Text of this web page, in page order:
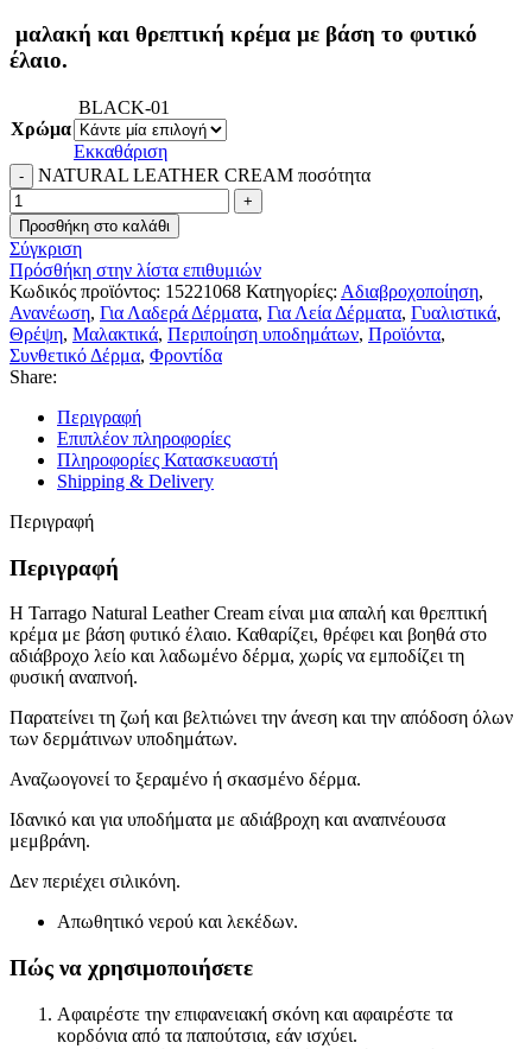
μαλακή και θρεπτική κρέμα με βάση το φυτικό
έλαιο.
Χρώμα
BLACK-01
Εκκαθάριση
NATURAL LEATHER CREAM ποσότητα
Προσθήκη στο καλάθι
Σύγκριση
Πρόσθήκη στην λίστα επιθυμιών
Κωδικός προϊόντος: 15221068 Κατηγορίες: Αδιαβροχοποίηση,
Ανανέωση, Για Λαδερά Δέρματα, Για Λεία Δέρματα, Γυαλιστικά,
Θρέψη, Μαλακτικά, Περιποίηση υποδημάτων, Προϊόντα,
Συνθετικό Δέρμα, Φροντίδα
Share:
Περιγραφή
Επιπλέον πληροφορίες
Πληροφορίες Κατασκευαστή
Shipping & Delivery
Περιγραφή
Περιγραφή
Η Tarrago Natural Leather Cream είναι μια απαλή και θρεπτική
κρέμα με βάση φυτικό έλαιο. Καθαρίζει, θρέφει και βοηθά στο
αδιάβροχο λείο και λαδωμένο δέρμα, χωρίς να εμποδίζει τη
φυσική αναπνοή.
Παρατείνει τη ζωή και βελτιώνει την άνεση και την απόδοση όλων
των δερμάτινων υποδημάτων.
Αναζωογονεί το ξεραμένο ή σκασμένο δέρμα.
Ιδανικό και για υποδήματα με αδιάβροχη και αναπνέουσα
μεμβράνη.
Δεν περιέχει σιλικόνη.
Απωθητικό νερού και λεκέδων.
Πώς να χρησιμοποιήσετε
Αφαιρέστε την επιφανειακή σκόνη και αφαιρέστε τα
κορδόνια από τα παπούτσια, εάν ισχύει.